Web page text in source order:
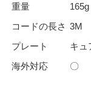
重量
165g
コードの長さ 3M
プレート
キュ
海外対応
〇